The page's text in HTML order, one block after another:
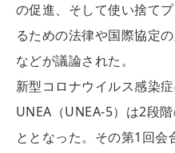
の促進、そして使い捨て
るための法律や国際協定
などが議論された。
新型コロナウイルス感染
UNEA（UNEA-5）は2段
ととなった。その第1回